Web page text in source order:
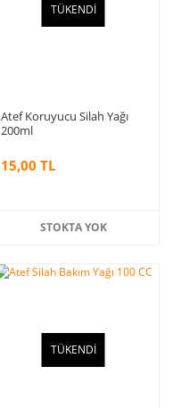
TÜKENDİ
Atef Koruyucu Silah Yağı
200ml
15,00 TL
STOKTA YOK
TÜKENDİ